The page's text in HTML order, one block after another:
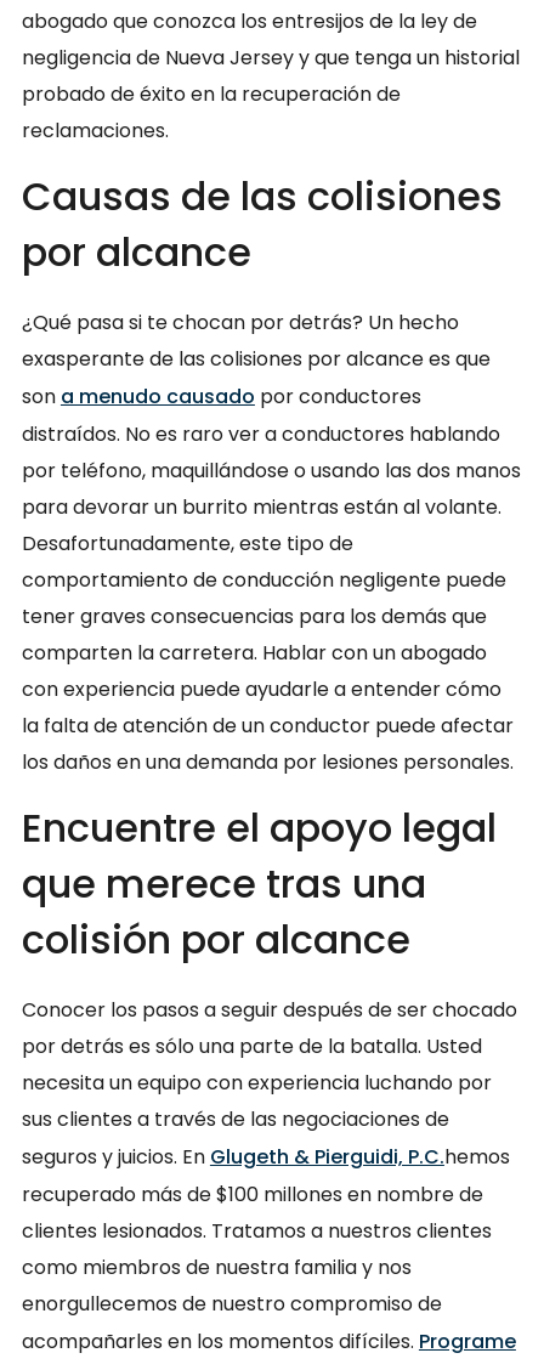
abogado que conozca los entresijos de la ley de
negligencia de Nueva Jersey y que tenga un historial
probado de éxito en la recuperación de
reclamaciones.
Causas de las colisiones
por alcance
¿Qué pasa si te chocan por detrás? Un hecho
exasperante de las colisiones por alcance es que
son a menudo causado por conductores
distraídos. No es raro ver a conductores hablando
por teléfono, maquillándose o usando las dos manos
para devorar un burrito mientras están al volante.
Desafortunadamente, este tipo de
comportamiento de conducción negligente puede
tener graves consecuencias para los demás que
comparten la carretera. Hablar con un abogado
con experiencia puede ayudarle a entender cómo
la falta de atención de un conductor puede afectar
los daños en una demanda por lesiones personales.
Encuentre el apoyo legal
que merece tras una
colisión por alcance
Conocer los pasos a seguir después de ser chocado
por detrás es sólo una parte de la batalla. Usted
necesita un equipo con experiencia luchando por
sus clientes a través de las negociaciones de
seguros y juicios. En Glugeth & Pierguidi, P.C.hemos
recuperado más de $100 millones en nombre de
clientes lesionados. Tratamos a nuestros clientes
como miembros de nuestra familia y nos
enorgullecemos de nuestro compromiso de
acompañarles en los momentos difíciles. Programe